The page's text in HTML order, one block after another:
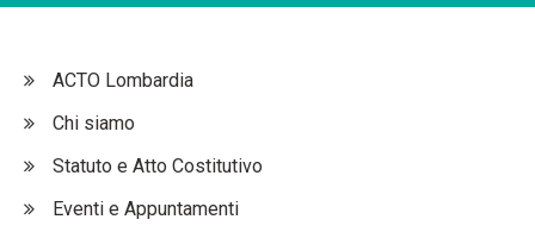
ACTO Lombardia
Chi siamo
Statuto e Atto Costitutivo
Eventi e Appuntamenti